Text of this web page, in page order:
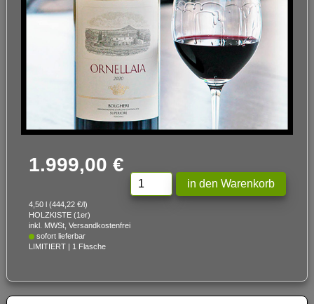
1.999,00 €
4,50 l (444,22 €/l)
HOLZKISTE (1er)
inkl. MWSt, Versandkostenfrei
sofort lieferbar
LIMITIERT | 1 Flasche